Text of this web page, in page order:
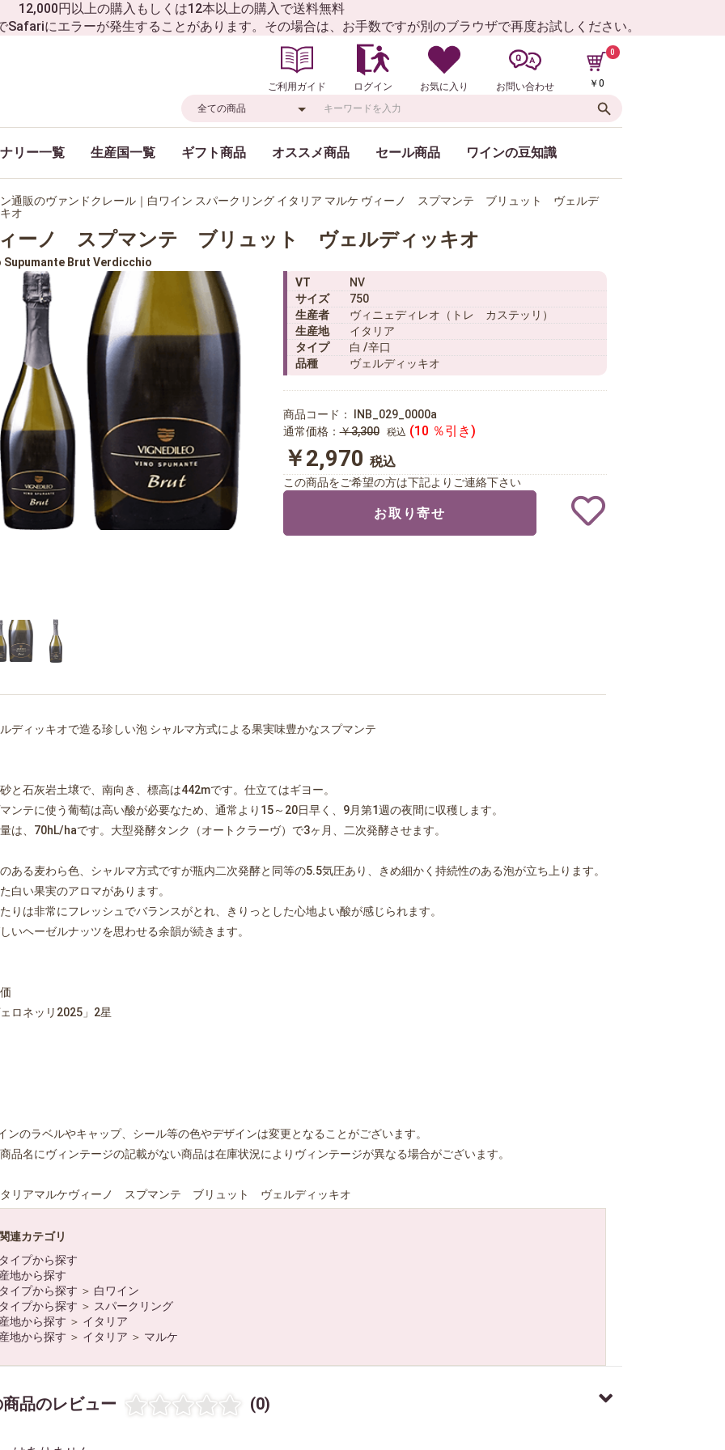
12,000円以上の購入もしくは12本以上の購入で送料無料
にエラーが発生することがあります。その場合は、お手数ですが別のブラウザで再度お試しください。
ご利用ガイド ログイン お気に入り お問い合わせ
0
￥0
リー一覧 生産国一覧 ギフト商品 オススメ商品 セール商品 ワインの豆知識
通販のヴァンドクレール｜白ワイン スパークリング イタリア マルケ ヴィーノ スプマンテ ブリュット ヴェルデ
オ
ーノ スプマンテ ブリュット ヴェルディッキオ
Supumante Brut Verdicchio
VT
NV
サイズ
750
生産者
ヴィニェディレオ（トレ カステッリ）
生産地
イタリア
タイプ
白 /辛口
品種
ヴェルディッキオ
商品コード：
INB_029_0000a
通常価格：￥3,300 税込 (10 ％引き)
￥2,970 税込
この商品をご希望の方は下記よりご連絡下さい
お取り寄せ
お買い物を続ける
ディッキオで造る珍しい泡 シャルマ方式による果実味豊かなスプマンテ
と石灰岩土壌で、南向き、標高は442mです。仕立てはギヨー。
ンテに使う葡萄は高い酸が必要なため、通常より15～20日早く、9月第1週の夜間に収穫します。
は、70hL/haです。大型発酵タンク（オートクラーヴ）で3ヶ月、二次発酵させます。
ある麦わら色、シャルマ方式ですが瓶内二次発酵と同等の5.5気圧あり、きめ細かく持続性のある泡が立ち上ります。
白い果実のアロマがあります。
りは非常にフレッシュでバランスがとれ、きりっとした心地よい酸が感じられます。
いヘーゼルナッツを思わせる余韻が続きます。
ロネッリ2025」2星
ンのラベルやキャップ、シール等の色やデザインは変更となることがございます。
品名にヴィンテージの記載がない商品は在庫状況によりヴィンテージが異なる場合がございます。
リアマルケヴィーノ スプマンテ ブリュット ヴェルディッキオ
連カテゴリ
イプから探す
地から探す
イプから探す ＞ 白ワイン
イプから探す ＞ スパークリング
地から探す ＞ イタリア
地から探す ＞ イタリア ＞ マルケ
品のレビュー (0)